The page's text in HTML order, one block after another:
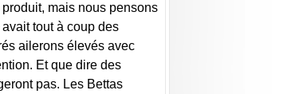
mais nous pensons
tout à coup des
ailerons élevés avec
Et que dire des
pas. Les Bettas